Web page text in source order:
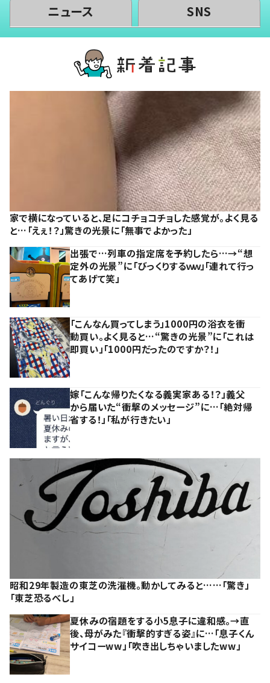
ニュース SNS
家で横になっていると、足にコチョコチョした感覚が。よく見る
と…「えぇ！？」驚きの光景に「無事でよかった」
出張で…列車の指定席を予約したら…→“想
定外の光景”に「びっくりするｗｗ」「連れて行っ
てあげて笑」
「こんなん買ってしまう」1000円の浴衣を衝
動買い。よく見ると…“驚きの光景”に「これは
即買い」「1000円だったのですか？！」
嫁「こんな帰りたくなる義実家ある！？」義父
から届いた“衝撃のメッセージ”に…「絶対帰
省する！」「私が行きたい」
昭和29年製造の東芝の洗濯機。動かしてみると……「驚き」
「東芝恐るべし」
夏休みの宿題をする小5息子に違和感。→直
後、母がみた『衝撃的すぎる姿』に…「息子くん
サイコーww」「吹き出しちゃいましたww」